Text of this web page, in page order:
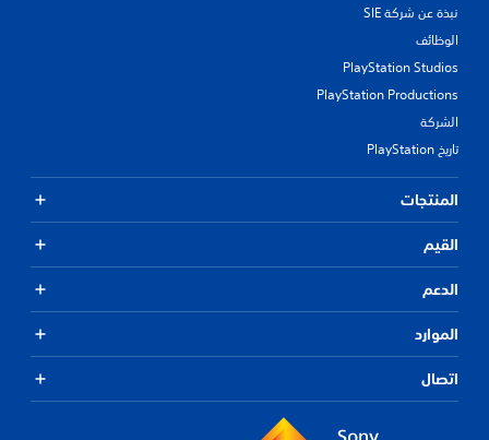
نبذة عن شركة SIE
الوظائف
PlayStation Studios
PlayStation Productions
الشركة
تاريخ PlayStation
المنتجات
القيم
الدعم
الموارد
اتصال